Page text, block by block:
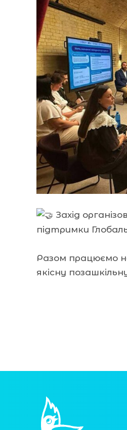
Захід
підтримки
Разом працюємо
якісну